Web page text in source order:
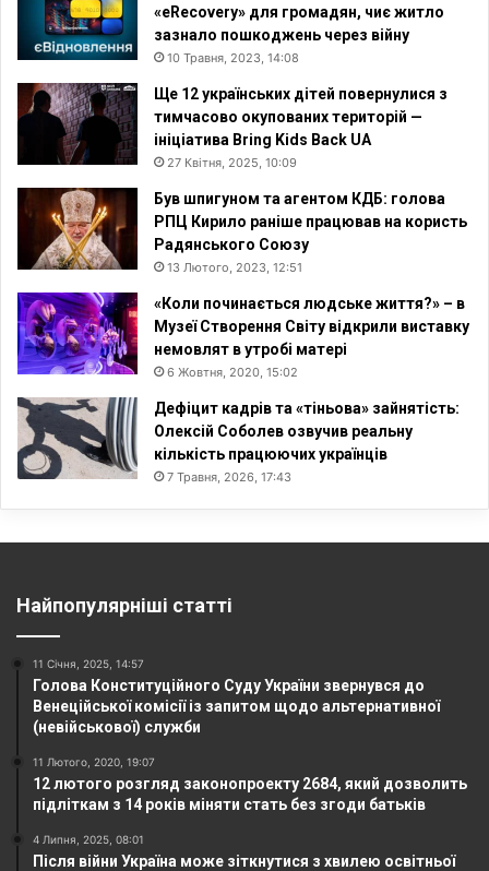
«eRecovery» для громадян, чиє житло
зазнало пошкоджень через війну
10 Травня, 2023, 14:08
Ще 12 українських дітей повернулися з
тимчасово окупованих територій —
ініціатива Bring Kids Back UA
27 Квітня, 2025, 10:09
Був шпигуном та агентом КДБ: голова
РПЦ Кирило раніше працював на користь
Радянського Союзу
13 Лютого, 2023, 12:51
«Коли починається людське життя?» – в
Музеї Створення Світу відкрили виставку
немовлят в утробі матері
6 Жовтня, 2020, 15:02
Дефіцит кадрів та «тіньова» зайнятість:
Олексій Соболев озвучив реальну
кількість працюючих українців
7 Травня, 2026, 17:43
Найпопулярніші статті
11 Січня, 2025, 14:57
Голова Конституційного Суду України звернувся до
Венеційської комісії із запитом щодо альтернативної
(невійськової) служби
11 Лютого, 2020, 19:07
12 лютого розгляд законопроекту 2684, який дозволить
підліткам з 14 років міняти стать без згоди батьків
4 Липня, 2025, 08:01
Після війни Україна може зіткнутися з хвилею освітньої